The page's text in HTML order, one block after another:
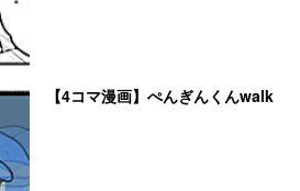
【4コマ漫画】ぺんぎんくんwalk